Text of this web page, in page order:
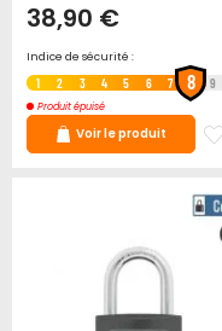
38,90 €
Indice de sécurité :
1 2 3 4 5 6 7 8 9
Produit épuisé
Voir le produit